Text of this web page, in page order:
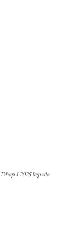
I 2025 kepada